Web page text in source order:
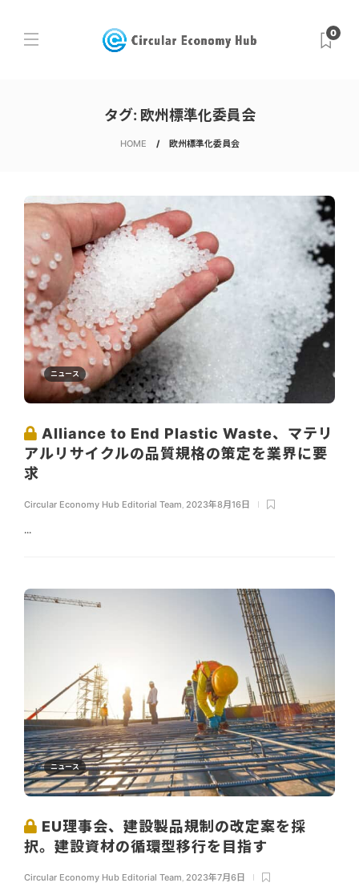
0
タグ: 欧州標準化委員会
HOME 欧州標準化委員会
ニュース
Alliance to End Plastic Waste、マテリ
アルリサイクルの品質規格の策定を業界に要
求
Circular Economy Hub Editorial Team 2023年8月16日
...
ニュース
EU理事会、建設製品規制の改定案を採
択。建設資材の循環型移行を目指す
Circular Economy Hub Editorial Team 2023年7月6日